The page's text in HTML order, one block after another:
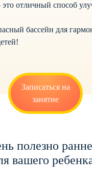
отличный способ
бассейн для
Записаться на
занятие
полезно
вашего